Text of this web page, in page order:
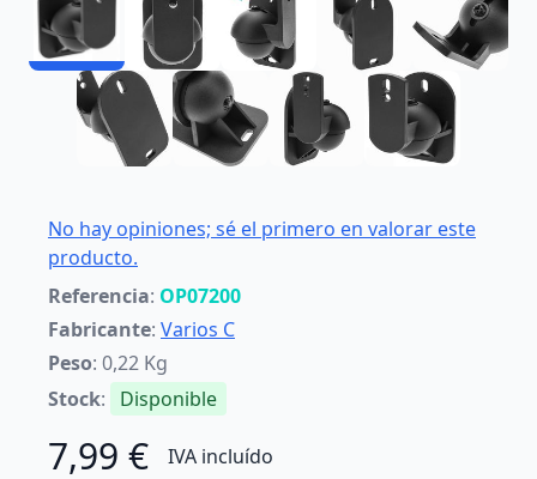
No hay opiniones; sé el primero en valorar este
producto.
Referencia: OP07200
Fabricante: Varios C
Peso: 0,22 Kg
Stock: Disponible
7,99 € IVA incluído